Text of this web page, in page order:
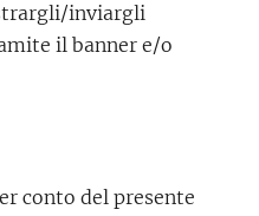
inviargli
il banner e/o
conto del presente